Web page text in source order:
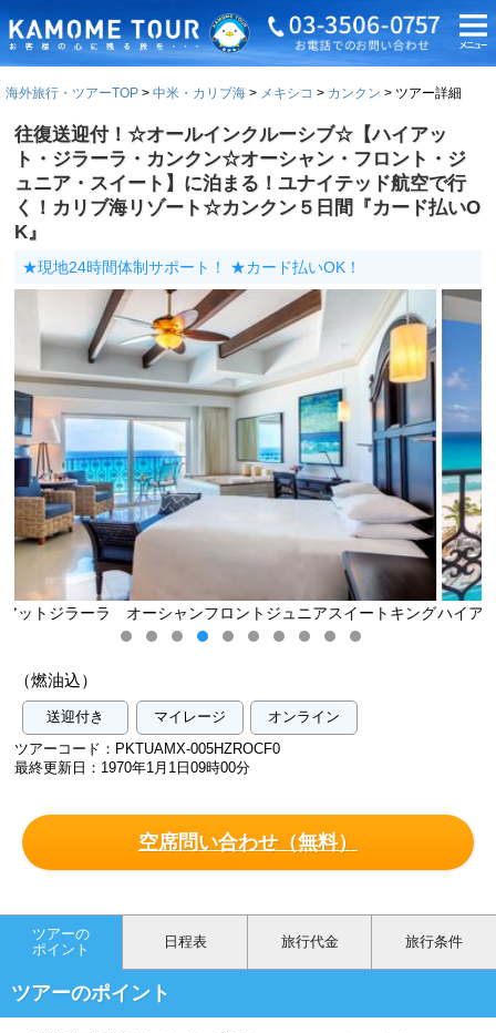
海外旅行・ツアーTOP 中米・カリブ海 メキシコ カンクン ツアー詳細
往復送迎付！☆オールインクルーシブ☆【ハイアッ
ト・ジラーラ・カンクン☆オーシャン・フロント・ジ
ュニア・スイート】に泊まる！ユナイテッド航空で行
く！カリブ海リゾート☆カンクン５日間『カード払いO
K』
★現地24時間体制サポート！ ★カード払いOK！
イートキング
ハイアットジラーラ オーシャンフロントジュニア
客室（イメージ）
（燃油込）
送迎付き マイレージ
オンライン
ツアーコード：PKTUAMX-005HZROCF0
最終更新日：1970年1月1日09時00分
空席問い合わせ（無料）
ツアーの
ポイント
日程表 旅行代金 旅行条件
ツアーのポイント